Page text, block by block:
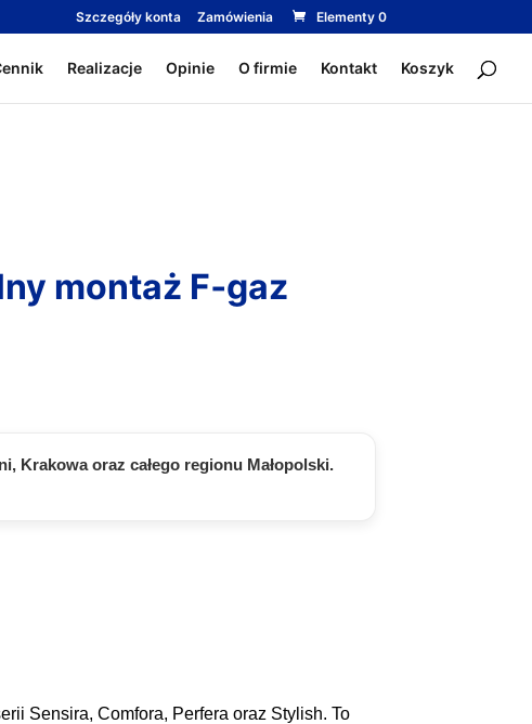
Szczegóły konta Zamówienia Elementy 0
Realizacje Opinie O firmie Kontakt Koszyk
montaż F‑gaz
Krakowa oraz całego regionu Małopolski.
Sensira, Comfora, Perfera oraz Stylish. To